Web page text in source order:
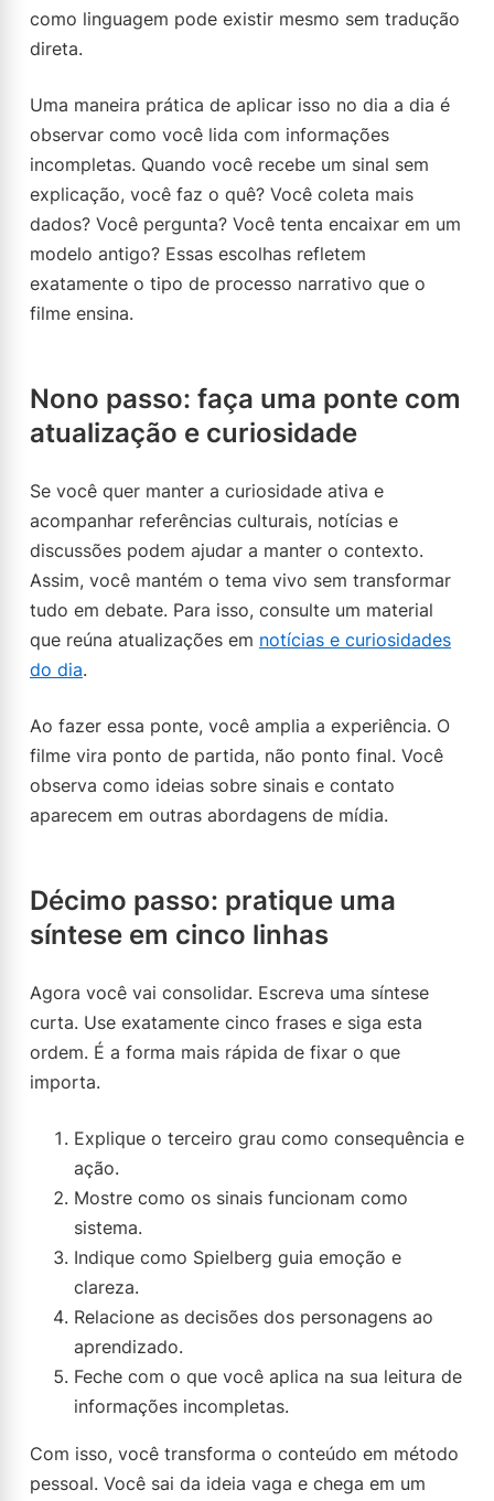
como linguagem pode existir mesmo sem tradução
direta.
Uma maneira prática de aplicar isso no dia a dia é
observar como você lida com informações
incompletas. Quando você recebe um sinal sem
explicação, você faz o quê? Você coleta mais
dados? Você pergunta? Você tenta encaixar em um
modelo antigo? Essas escolhas refletem
exatamente o tipo de processo narrativo que o
filme ensina.
Nono passo: faça uma ponte com
atualização e curiosidade
Se você quer manter a curiosidade ativa e
acompanhar referências culturais, notícias e
discussões podem ajudar a manter o contexto.
Assim, você mantém o tema vivo sem transformar
tudo em debate. Para isso, consulte um material
que reúna atualizações em notícias e curiosidades
do dia.
Ao fazer essa ponte, você amplia a experiência. O
filme vira ponto de partida, não ponto final. Você
observa como ideias sobre sinais e contato
aparecem em outras abordagens de mídia.
Décimo passo: pratique uma
síntese em cinco linhas
Agora você vai consolidar. Escreva uma síntese
curta. Use exatamente cinco frases e siga esta
ordem. É a forma mais rápida de fixar o que
importa.
Explique o terceiro grau como consequência e
ação.
Mostre como os sinais funcionam como
sistema.
Indique como Spielberg guia emoção e
clareza.
Relacione as decisões dos personagens ao
aprendizado.
Feche com o que você aplica na sua leitura de
informações incompletas.
Com isso, você transforma o conteúdo em método
pessoal. Você sai da ideia vaga e chega em um